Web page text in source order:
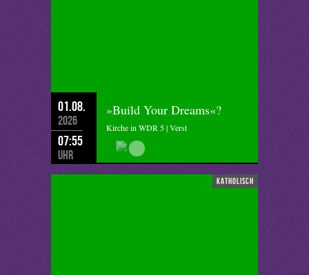
01.08.
2026
07:55
Uhr
»Build Your Dreams«?
Kirche in WDR 5 | Verst
katholisch